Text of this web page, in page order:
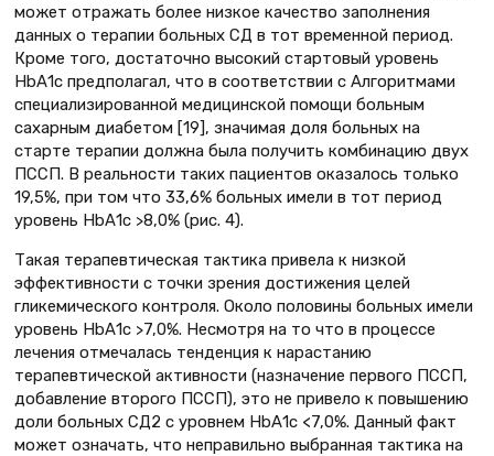
может отражать более низкое качество заполнения
данных о терапии больных СД в тот временной период.
Кроме того, достаточно высокий стартовый уровень
НbА1с предполагал, что в соответствии с Алгоритмами
специализированной медицинской помощи больным
сахарным диабетом [19], значимая доля больных на
старте терапии должна была получить комбинацию двух
ПССП. В реальности таких пациентов оказалось только
19,5%, при том что 33,6% больных имели в тот период
уровень НbА1с >8,0% (рис. 4).
Такая терапевтическая тактика привела к низкой
эффективности с точки зрения достижения целей
гликемического контроля. Около половины больных имели
уровень НbА1с >7,0%. Несмотря на то что в процессе
лечения отмечалась тенденция к нарастанию
терапевтической активности (назначение первого ПССП,
добавление второго ПССП), это не привело к повышению
доли больных СД2 с уровнем НbА1с <7,0%. Данный факт
может означать, что неправильно выбранная тактика на